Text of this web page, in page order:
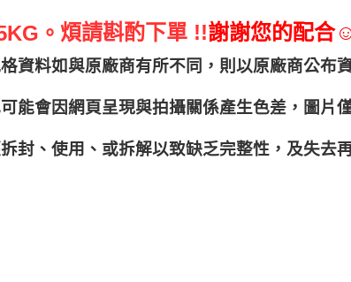
。 煩請斟酌下單 !!謝謝您的配合
資料如與原廠商有所不同，則以原廠商公布
能會因網頁呈現與拍攝關係產生色差，圖片
封、使用、或拆解以致缺乏完整性，及失去